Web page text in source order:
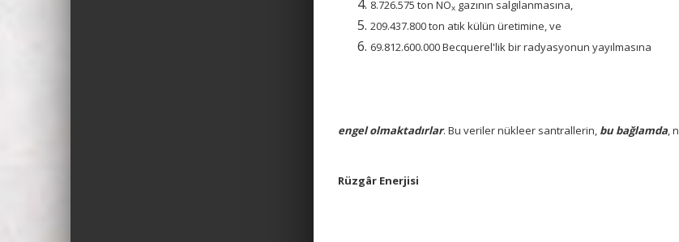
8.726.575 ton NOx gazının salgılanmasına,
209.437.800 ton atık külün üretimine, ve
69.812.600.000 Becquerel'lik bir radyasyonun yayılmasına
engel olmaktadırlar. Bu veriler nükleer santrallerin, bu bağlamda,
Rüzgâr Enerjisi